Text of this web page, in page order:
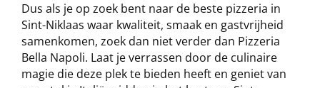
Dus als je op zoek bent naar de beste pizzeria in
Sint-Niklaas waar kwaliteit, smaak en gastvrijheid
samenkomen, zoek dan niet verder dan Pizzeria
Bella Napoli. Laat je verrassen door de culinaire
magie die deze plek te bieden heeft en geniet van